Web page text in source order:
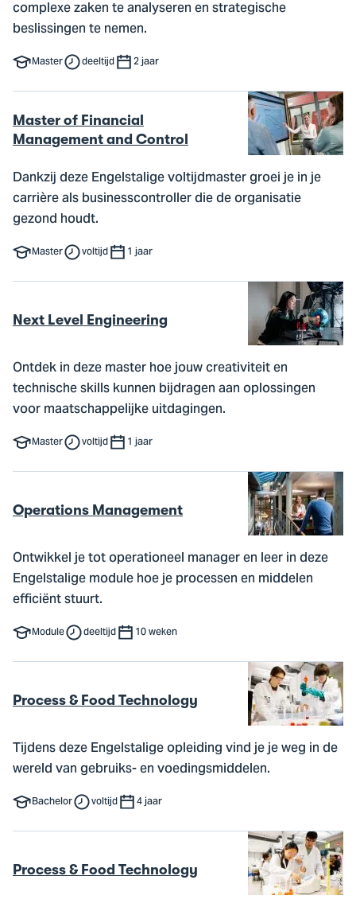
complexe zaken te analyseren en strategische
beslissingen te nemen.
Master deeltijd 2 jaar
Master of Financial
Management and Control
Dankzij deze Engelstalige voltijdmaster groei je in je
carrière als businesscontroller die de organisatie
gezond houdt.
Master voltijd 1 jaar
Next Level Engineering
Ontdek in deze master hoe jouw creativiteit en
technische skills kunnen bijdragen aan oplossingen
voor maatschappelijke uitdagingen.
Master voltijd 1 jaar
Operations Management
Ontwikkel je tot operationeel manager en leer in deze
Engelstalige module hoe je processen en middelen
efficiënt stuurt.
Module deeltijd 10 weken
Process & Food Technology
Tijdens deze Engelstalige opleiding vind je je weg in de
wereld van gebruiks- en voedingsmiddelen.
Bachelor voltijd 4 jaar
Process & Food Technology